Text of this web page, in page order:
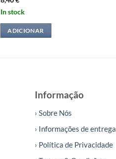
In stock
ADICIONAR
Informação
› Sobre Nós
› Informações de entrega
› Política de Privacidade